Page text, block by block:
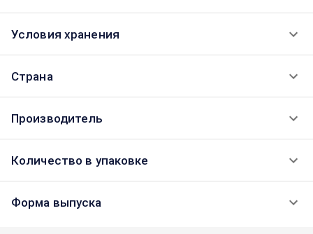
Условия хранения
Страна
Производитель
Количество в упаковке
Форма выпуска